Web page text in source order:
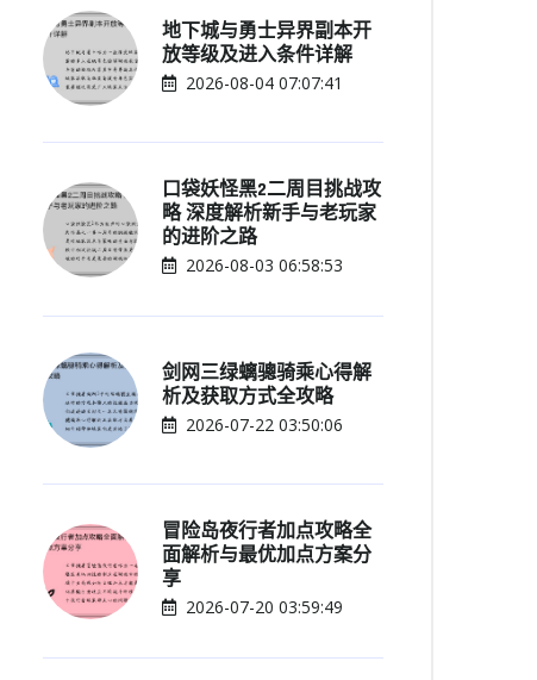
地下城与勇士异界副本开
放等级及进入条件详解
2026-08-04 07:07:41
口袋妖怪黑2二周目挑战攻
略 深度解析新手与老玩家
的进阶之路
2026-08-03 06:58:53
剑网三绿螭骢骑乘心得解
析及获取方式全攻略
2026-07-22 03:50:06
冒险岛夜行者加点攻略全
面解析与最优加点方案分
享
2026-07-20 03:59:49